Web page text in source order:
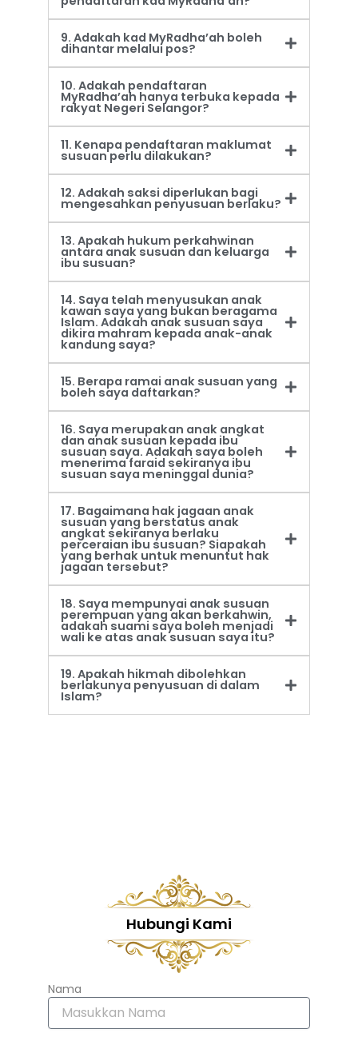
9. Adakah kad MyRadha’ah boleh
dihantar melalui pos?
10. Adakah pendaftaran
MyRadha’ah hanya terbuka kepada
rakyat Negeri Selangor?
11. Kenapa pendaftaran maklumat
susuan perlu dilakukan?
12. Adakah saksi diperlukan bagi
mengesahkan penyusuan berlaku?
13. Apakah hukum perkahwinan
antara anak susuan dan keluarga
ibu susuan?
14. Saya telah menyusukan anak
kawan saya yang bukan beragama
Islam. Adakah anak susuan saya
dikira mahram kepada anak-anak
kandung saya?
15. Berapa ramai anak susuan yang
boleh saya daftarkan?
16. Saya merupakan anak angkat
dan anak susuan kepada ibu
susuan saya. Adakah saya boleh
menerima faraid sekiranya ibu
susuan saya meninggal dunia?
17. Bagaimana hak jagaan anak
susuan yang berstatus anak
angkat sekiranya berlaku
perceraian ibu susuan? Siapakah
yang berhak untuk menuntut hak
jagaan tersebut?
18. Saya mempunyai anak susuan
perempuan yang akan berkahwin,
adakah suami saya boleh menjadi
wali ke atas anak susuan saya itu?
19. Apakah hikmah dibolehkan
berlakunya penyusuan di dalam
Islam?
Hubungi Kami
Nama